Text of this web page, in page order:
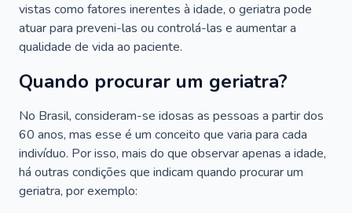
vistas como fatores inerentes à idade, o geriatra pode
atuar para preveni-las ou controlá-las e aumentar a
qualidade de vida ao paciente.
Quando procurar um geriatra?
No Brasil, consideram-se idosas as pessoas a partir dos
60 anos, mas esse é um conceito que varia para cada
indivíduo. Por isso, mais do que observar apenas a idade,
há outras condições que indicam quando procurar um
geriatra, por exemplo: